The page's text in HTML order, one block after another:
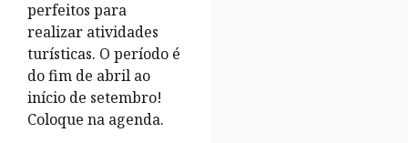
perfeitos para
realizar atividades
turísticas. O período é
do fim de abril ao
início de setembro!
Coloque na agenda.